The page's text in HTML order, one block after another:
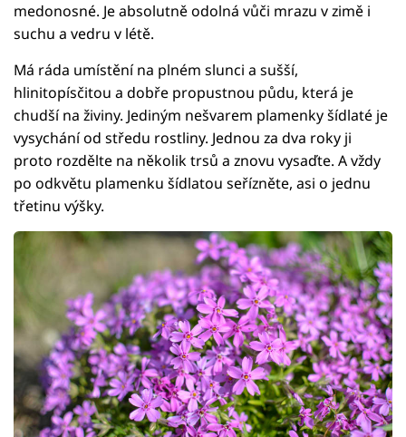
medonosné. Je absolutně odolná vůči mrazu v zimě i
suchu a vedru v létě.
Má ráda umístění na plném slunci a sušší,
hlinitopísčitou a dobře propustnou půdu, která je
chudší na živiny. Jediným nešvarem plamenky šídlaté je
vysychání od středu rostliny. Jednou za dva roky ji
proto rozdělte na několik trsů a znovu vysaďte. A vždy
po odkvětu plamenku šídlatou seřízněte, asi o jednu
třetinu výšky.